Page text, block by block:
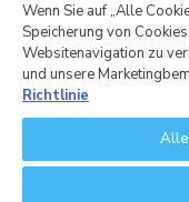
Candy Hoover
Gesellschaft zur
Candy S.p.A.,
Italien, voll
€, italienische
Wenn Sie auf „Alle
Speicherung von
Websitenavigation zu
und unsere
Richtlinie